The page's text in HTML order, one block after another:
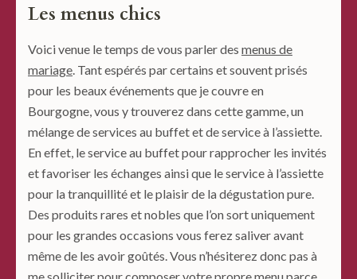
Les menus chics
Voici venue le temps de vous parler des menus de
mariage . Tant espérés par certains et souvent prisés
pour les beaux événements que je couvre en
Bourgogne, vous y trouverez dans cette gamme, un
mélange de services au buffet et de service à l’assiette.
En effet, le service au buffet pour rapprocher les invités
et favoriser les échanges ainsi que le service à l’assiette
pour la tranquillité et le plaisir de la dégustation pure.
Des produits rares et nobles que l’on sort uniquement
pour les grandes occasions vous ferez saliver avant
même de les avoir goûtés. Vous n’hésiterez donc pas à
me solliciter pour composer votre propre menu parce